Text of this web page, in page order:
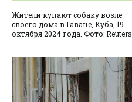
Жители купают собаку возле
своего дома в Гаване, Куба, 19
октября 2024 года. Фото: Reuters